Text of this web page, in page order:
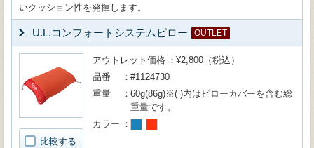
いクッション性を発揮します。
U.L.コンフォートシステムピロー OUTLET
比較する
アウトレット価格
¥2,800（税込）
品番
#1124730
重量
60g(86g)※( )内はピローカバーを含む総
重量です。
カラー